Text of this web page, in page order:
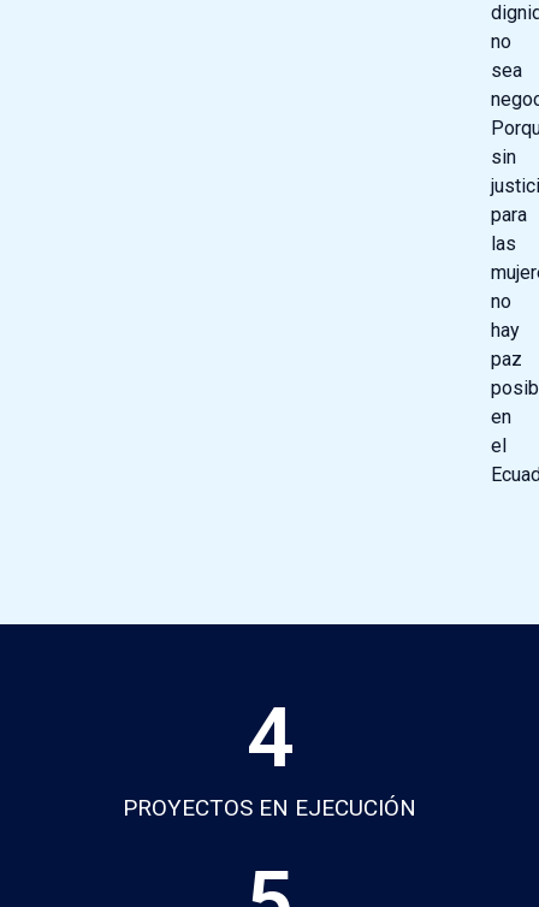
no
sea
sin
para
las
no
hay
paz
en
el
PROYECTOS EN EJECUCIÓN
4